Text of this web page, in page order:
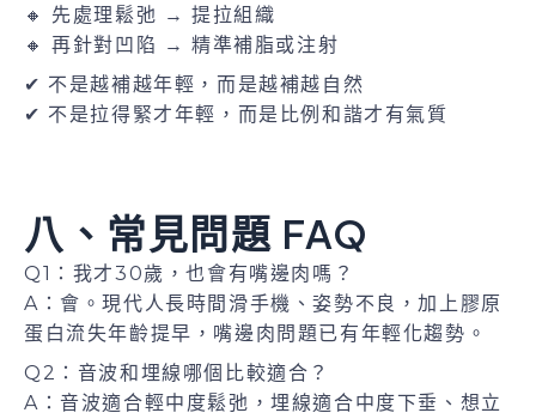
🔸 先處理鬆弛 → 提拉組織
🔸 再針對凹陷 → 精準補脂或注射
✔ 不是越補越年輕，而是越補越自然
✔ 不是拉得緊才年輕，而是比例和諧才有氣質
八、常見問題 FAQ
Q1：我才30歲，也會有嘴邊肉嗎？
A：會。現代人長時間滑手機、姿勢不良，加上膠原
蛋白流失年齡提早，嘴邊肉問題已有年輕化趨勢。
Q2：音波和埋線哪個比較適合？
A：音波適合輕中度鬆弛，埋線適合中度下垂、想立